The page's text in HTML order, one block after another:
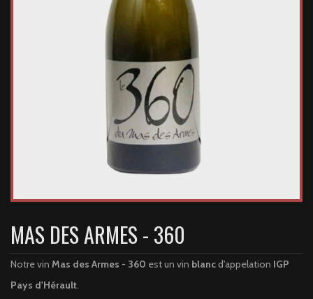
MAS DES ARMES - 360
Notre vin Mas des Armes - 360 est un vin blancd'appelation IGP
Pays d'Hérault.